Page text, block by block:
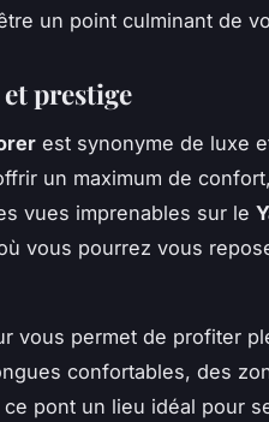
un point culminant de
prestige
est synonyme de luxe
un maximum de
vues imprenables sur le
vous pourrez vous
vous permet de profiter
confortables, des
pont un lieu idéal pour